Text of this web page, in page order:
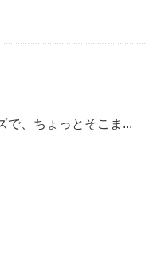
で、ちょっとそこま...